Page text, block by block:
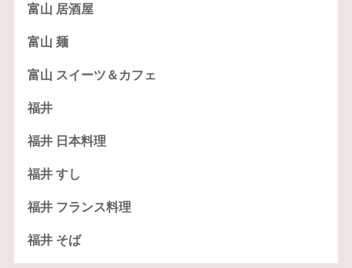
富山 居酒屋
富山 麺
富山 スイーツ＆カフェ
福井
福井 日本料理
福井 すし
福井 フランス料理
福井 そば